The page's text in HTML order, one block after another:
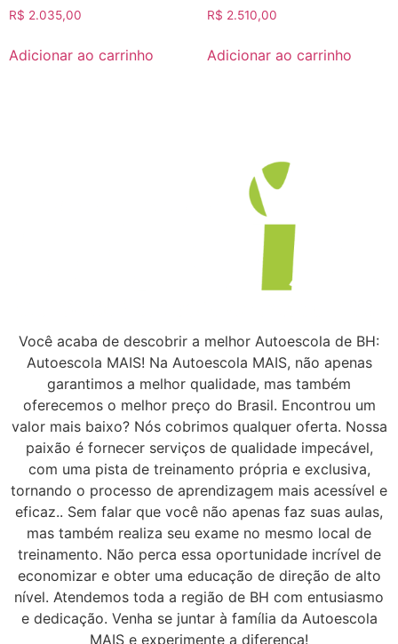
R$ 2.035,00
Adicionar ao carrinho
R$ 2.510,00
Adicionar ao carrinho
Você acaba de descobrir a melhor Autoescola de BH:
Autoescola MAIS! Na Autoescola MAIS, não apenas
garantimos a melhor qualidade, mas também
oferecemos o melhor preço do Brasil. Encontrou um
valor mais baixo? Nós cobrimos qualquer oferta. Nossa
paixão é fornecer serviços de qualidade impecável,
com uma pista de treinamento própria e exclusiva,
tornando o processo de aprendizagem mais acessível e
eficaz.. Sem falar que você não apenas faz suas aulas,
mas também realiza seu exame no mesmo local de
treinamento. Não perca essa oportunidade incrível de
economizar e obter uma educação de direção de alto
nível. Atendemos toda a região de BH com entusiasmo
e dedicação. Venha se juntar à família da Autoescola
MAIS e experimente a diferença!